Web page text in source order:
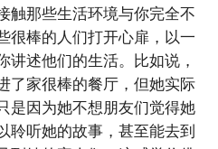
触那些生活环境与你完全不
很棒的人们打开心扉，以一
述他们的生活。比如说，
了家很棒的餐厅，但她实际
是因为她不想朋友们觉得她
聆听她的故事，甚至能去到